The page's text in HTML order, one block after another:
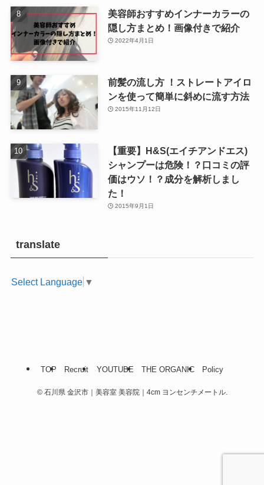
美容師おすすめインナーカラーの
隠し方まとめ！画像付きで紹介
2022年4月1日
前髪の流し方 ！ストレートアイロ
ンを使って簡単に斜めに流す方法
2015年11月12日
【重要】H&S(エイチアンドエス)
シャンプーは危険！？口コミの評
価はウソ！？成分を解析しまし
た！
2015年9月1日
translate
Select Language ▼
TOP Recruit YOUTUBE THE ORGANIC Policy
©石川県 金沢市｜美容室 美容院｜4cm ヨンセンチメートル.